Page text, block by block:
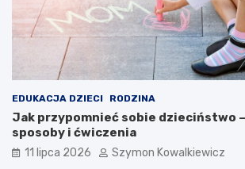
EDUKACJA DZIECI RODZINA
Jak przypomnieć sobie dzieciństwo
sposoby i ćwiczenia
11 lipca 2026 Szymon Kowalkiewicz